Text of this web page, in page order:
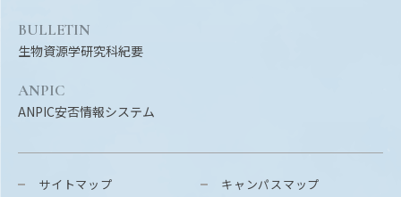
サイトマップ キャンパスマップ
BULLETIN
生物資源学研究科紀要
ANPIC
ANPIC安否情報システム